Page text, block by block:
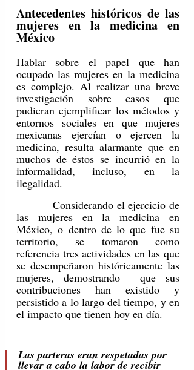
Antecedentes históricos de las
mujeres en la medicina en
México
Hablar sobre el papel que han
ocupado las mujeres en la medicina
es complejo. Al realizar una breve
investigación sobre casos que
pudieran ejemplificar los métodos y
entornos sociales en que mujeres
mexicanas ejercían o ejercen la
medicina, resulta alarmante que en
muchos de éstos se incurrió en la
informalidad, incluso, en la
ilegalidad.
Considerando el ejercicio de
las mujeres en la medicina en
México, o dentro de lo que fue su
territorio, se tomaron como
referencia tres actividades en las que
se desempeñaron históricamente las
mujeres, demostrando  que sus
contribuciones han existido y
persistido a lo largo del tiempo, y en
el impacto que tienen hoy en día.
Las parteras eran respetadas por
llevar a cabo la labor de recibir